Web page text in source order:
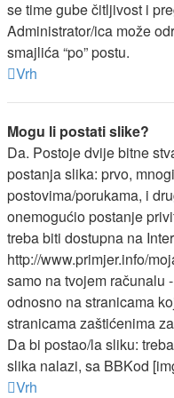
se time gube čitljivost i
Administrator/ica može
smajlića “po” postu.
Vrh
Mogu li postati slike?
Da. Postoje dvije bitne
postanja slika: prvo,
postovima/porukama, i
onemogućio postanje
treba biti dostupna na
http://www.primjer.info/
samo na tvojem računalu
odnosno na stranicama
stranicama zaštićenima
Da bi postao/la sliku:
slika nalazi, sa BBKod
Vrh